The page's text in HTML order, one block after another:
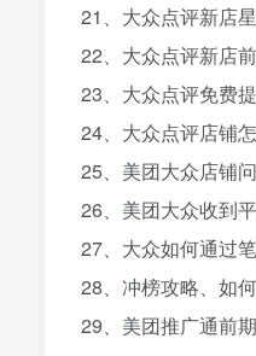
21、大众点评新店
22、大众点评新店
23、大众点评免费
24、大众点评店铺
25、美团大众店铺
26、美团大众收到
27、大众如何通过
28、冲榜攻略、如
29、美团推广通前